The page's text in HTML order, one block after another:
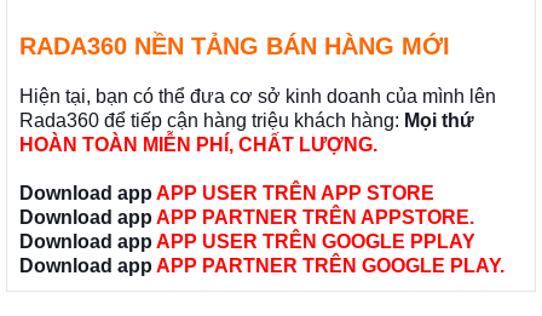
RADA360 NỀN TẢNG BÁN HÀNG MỚI
Hiện tại, bạn có thể đưa cơ sở kinh doanh của mình lên
Rada360 để tiếp cận hàng triệu khách hàng: Mọi thứ
HOÀN TOÀN MIỄN PHÍ, CHẤT LƯỢNG.
Download app APP USER TRÊN APP STORE
Download app APP PARTNER TRÊN APPSTORE.
Download app APP USER TRÊN GOOGLE PPLAY
Download app APP PARTNER TRÊN GOOGLE PLAY.